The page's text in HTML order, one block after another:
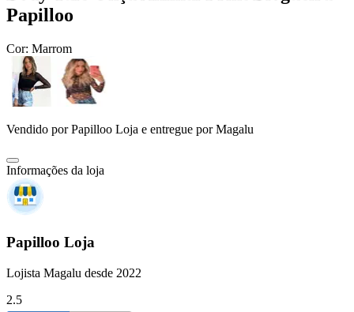
Papilloo
Cor: Marrom
Vendido porPapilloo Loja e entregue por Magalu
Informações da loja
Papilloo Loja
Lojista Magalu desde 2022
2.5